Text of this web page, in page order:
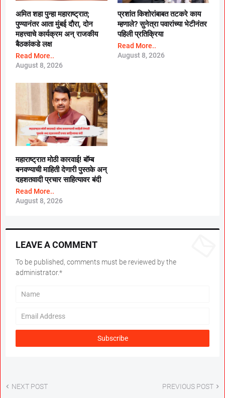
अमित शहा पुन्हा महाराष्ट्रात;
पुण्यानंतर आता मुंबई दौरा, दोन
महत्त्वाचे कार्यक्रम अन् राजकीय
बैठकांकडे लक्ष
Read More..
August 8, 2026
प्रशांत किशोरांबाबत तटकरे काय
म्हणाले? सुनेत्रा पवारांच्या भेटीनंतर
पहिली प्रतिक्रिया
Read More..
August 8, 2026
महाराष्ट्रात मोठी कारवाई! बॉम्ब
बनवण्याची माहिती देणारी पुस्तके अन्
दहशतवादी प्रचार साहित्यावर बंदी
Read More..
August 8, 2026
LEAVE A COMMENT
To be published, comments must be reviewed by the
administrator.*
NEXT POST PREVIOUS POST